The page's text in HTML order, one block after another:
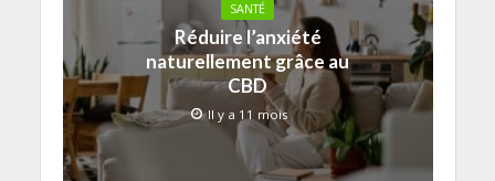
SANTÉ
Réduire l’anxiété
naturellement grâce au
CBD
Il y a 11 mois